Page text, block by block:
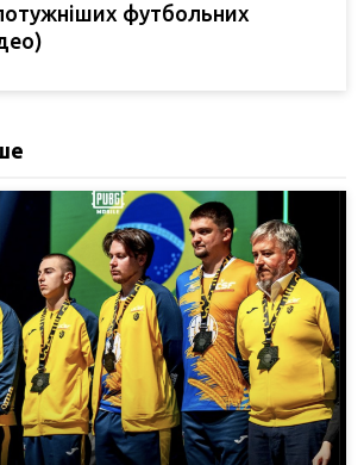
футбольних